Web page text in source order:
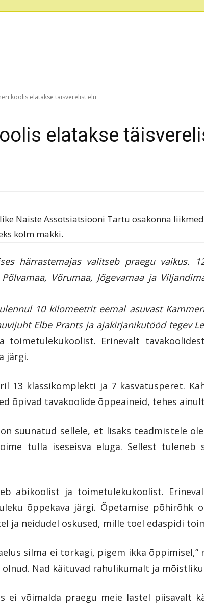
koolis elatakse täisverelist elu
elatakse
Naiste Assotsiatsiooni Tartu osakonna
kolm makki.
härrastemajas valitseb praegu vaikus.
Võrumaa, Jõgevamaa ja
10 kilomeetrit eemal asuvast
Elbe Prants ja ajakirjanikutööd tegev
toimetulekukoolist. Erinevalt
järgi.
13 klassikomplekti ja 7 kasvatusperet.
õpivad tavakoolide õppeaineid, tehes
suunatud sellele, et lisaks teadmistele
tulla iseseisva eluga. Sellest
abikoolist ja toimetulekukoolist.
õppekava järgi. Õpetamise põhirõhk
ja neidudel oskused, mille toel edaspidi
silma ei torkagi, pigem ikka
olnud. Nad käituvad rahulikumalt ja
ei võimalda praegu meie lastel piisavalt